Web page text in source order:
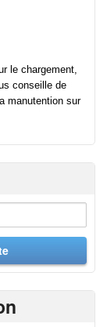
le chargement,
conseille de
manutention sur